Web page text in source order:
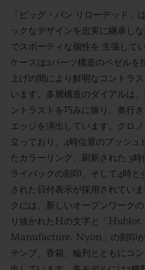
「ビッグ・バン リローデッド」
ックなデザインを忠実に継承し
でスポーティな個性を 主張して
ケースは2パーツ構造のベゼルを
上げの間により鮮明なコントラ
います。多層構造のダイアルは
ントラストを巧みに操り、奥行
エッジを演出しています。クロ
立っており、4時位置のプッシュ
たカラーリング、刷新された 3時
ライバックの刻印、そして4時と
された日付表示が採用されてい
クには、新しいオープンワーク
り抜かれたHの文字と「
Manufacture. Nyon」の刻印が
テンプ、香箱、輪列とともにコ